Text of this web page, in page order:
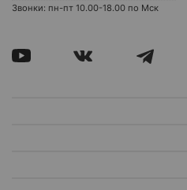
Звонки: пн-пт 10.00-18.00 по Мск